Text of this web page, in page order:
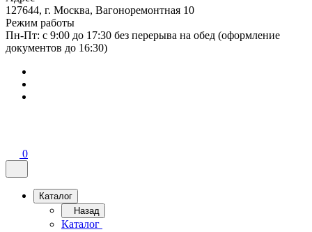
127644, г. Москва, Вагоноремонтная 10
Режим работы
Пн-Пт: с 9:00 до 17:30 без перерыва на обед (оформление
документов до 16:30)
0
Каталог
Назад
Каталог